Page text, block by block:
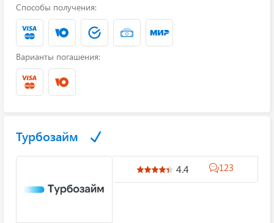
Способы получения:
Варианты погашения:
Турбозайм
4.4 123